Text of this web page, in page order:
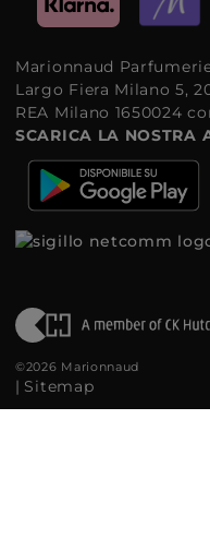
Marionnaud
Largo Fiera Milano 5,
REA Milano 1650024
SCARICA LA NOSTRA
©2026 Marionnaud
| Sitemap